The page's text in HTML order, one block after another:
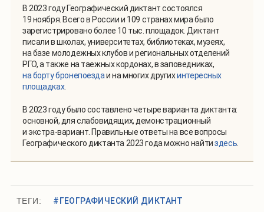
В 2023 году Географический диктант состоялся
19 ноября. Всего в России и 109 странах мира было
зарегистрировано более 10 тыс. площадок. Диктант
писали в школах, университетах, библиотеках, музеях,
на базе молодежных клубов и региональных отделений
РГО, а также на таежных кордонах, в заповедниках,
на борту бронепоездаи на многих другихинтересных
площадках.
В 2023 году было составлено четыре варианта диктанта:
основной, для слабовидящих, демонстрационный
и экстра-вариант. Правильные ответы на все вопросы
Географического диктанта 2023 года можно найтиздесь
ТЕГИ: #ГЕОГРАФИЧЕСКИЙ ДИКТАНТ